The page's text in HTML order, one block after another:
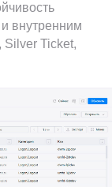
внутренним
Silver Ticket,